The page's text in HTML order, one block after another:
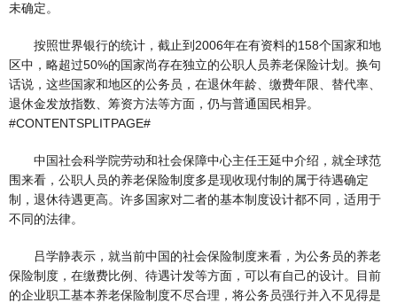
未确定。
按照世界银行的统计，截止到2006年在有资料的158个国家和地
区中，略超过50%的国家尚存在独立的公职人员养老保险计划。换句
话说，这些国家和地区的公务员，在退休年龄、缴费年限、替代率、
退休金发放指数、筹资方法等方面，仍与普通国民相异。
#CONTENTSPLITPAGE#
中国社会科学院劳动和社会保障中心主任王延中介绍，就全球范
围来看，公职人员的养老保险制度多是现收现付制的属于待遇确定
制，退休待遇更高。许多国家对二者的基本制度设计都不同，适用于
不同的法律。
吕学静表示，就当前中国的社会保险制度来看，为公务员的养老
保险制度，在缴费比例、待遇计发等方面，可以有自己的设计。目前
的企业职工基本养老保险制度不尽合理，将公务员强行并入不见得是